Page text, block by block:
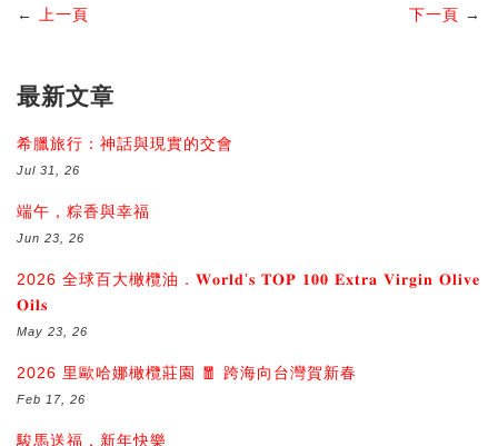
← 上一頁 下一頁 →
最新文章
希臘旅行：神話與現實的交會
Jul 31, 26
端午，粽香與幸福
Jun 23, 26
2026 全球百大橄欖油．𝐖𝐨𝐫𝐥𝐝’𝐬 𝐓𝐎𝐏 𝟏𝟎𝟎 𝐄𝐱𝐭𝐫𝐚 𝐕𝐢𝐫𝐠𝐢𝐧 𝐎𝐥𝐢𝐯𝐞
𝐎𝐢𝐥𝐬
May 23, 26
2026 里歐哈娜橄欖莊園 🧧 跨海向台灣賀新春
Feb 17, 26
駿馬送福．新年快樂